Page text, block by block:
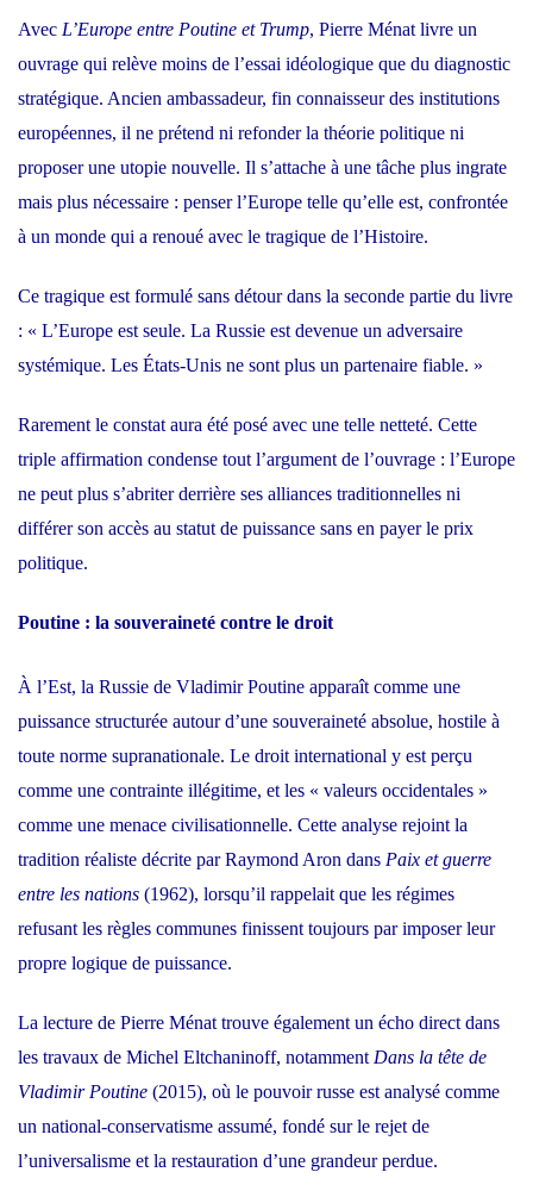
Avec L’Europe entre Poutine et Trump, Pierre Ménat livre un
ouvrage qui relève moins de l’essai idéologique que du diagnostic
stratégique. Ancien ambassadeur, fin connaisseur des institutions
européennes, il ne prétend ni refonder la théorie politique ni
proposer une utopie nouvelle. Il s’attache à une tâche plus ingrate
mais plus nécessaire : penser l’Europe telle qu’elle est, confrontée
à un monde qui a renoué avec le tragique de l’Histoire.
Ce tragique est formulé sans détour dans la seconde partie du livre
: « L’Europe est seule. La Russie est devenue un adversaire
systémique. Les États-Unis ne sont plus un partenaire fiable. »
Rarement le constat aura été posé avec une telle netteté. Cette
triple affirmation condense tout l’argument de l’ouvrage : l’Europe
ne peut plus s’abriter derrière ses alliances traditionnelles ni
différer son accès au statut de puissance sans en payer le prix
politique.
Poutine : la souveraineté contre le droit
À l’Est, la Russie de Vladimir Poutine apparaît comme une
puissance structurée autour d’une souveraineté absolue, hostile à
toute norme supranationale. Le droit international y est perçu
comme une contrainte illégitime, et les « valeurs occidentales »
comme une menace civilisationnelle. Cette analyse rejoint la
tradition réaliste décrite par Raymond Aron dans Paix et guerre
entre les nations (1962), lorsqu’il rappelait que les régimes
refusant les règles communes finissent toujours par imposer leur
propre logique de puissance.
La lecture de Pierre Ménat trouve également un écho direct dans
les travaux de Michel Eltchaninoff, notamment Dans la tête de
Vladimir Poutine (2015), où le pouvoir russe est analysé comme
un national-conservatisme assumé, fondé sur le rejet de
l’universalisme et la restauration d’une grandeur perdue.